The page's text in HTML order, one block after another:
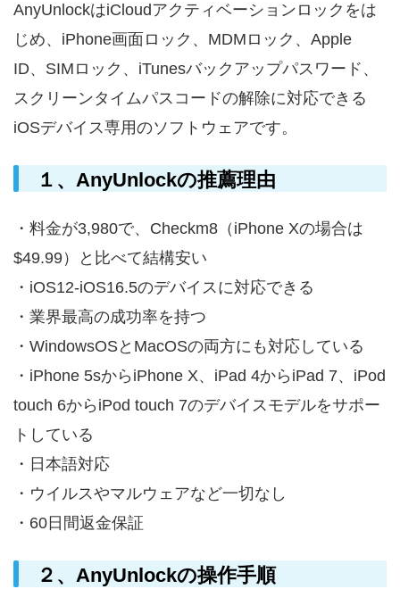
AnyUnlockはiCloudアクティベーションロックをは
じめ、iPhone画面ロック、MDMロック、Apple
ID、SIMロック、iTunesバックアップパスワード、
スクリーンタイムパスコードの解除に対応できる
iOSデバイス専用のソフトウェアです。
１、AnyUnlockの推薦理由
・料金が3,980で、Checkm8（iPhone Xの場合は
$49.99）と比べて結構安い
・iOS12-iOS16.5のデバイスに対応できる
・業界最高の成功率を持つ
・WindowsOSとMacOSの両方にも対応している
・iPhone 5sからiPhone X、iPad 4からiPad 7、iPod
touch 6からiPod touch 7のデバイスモデルをサポー
トしている
・日本語対応
・ウイルスやマルウェアなど一切なし
・60日間返金保証
２、AnyUnlockの操作手順